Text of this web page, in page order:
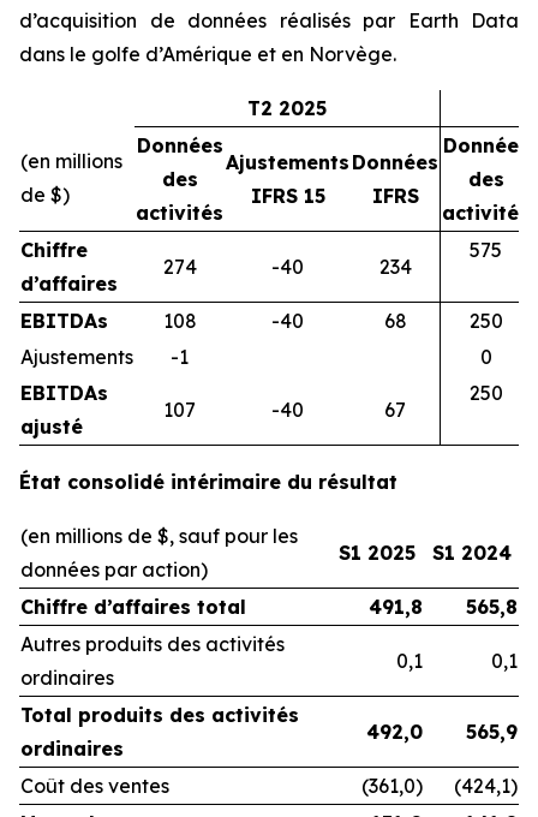
d’acquisition de données réalisés par Earth Data
dans le golfe d’Amérique et en Norvège.
T2 2025
(en millions
de $)
Données
des
activités
Ajustements
IFRS 15
Données
IFRS
Données
des
activités
Chiffre
d’affaires
274 -40 234
575
EBITDAs 108 -40 68
250
Ajustements
-1
0
EBITDAs
ajusté
107 -40 67
250
État consolidé intérimaire du résultat
(en millions de $, sauf pour les
données par action)
S1 2025 S1 2024
Chiffre d’affaires total 491,8
565,8
Autres produits des activités
ordinaires
0,1 0,1
Total produits des activités
ordinaires
492,0 565,9
Coût des ventes (361,0)
(424,1)